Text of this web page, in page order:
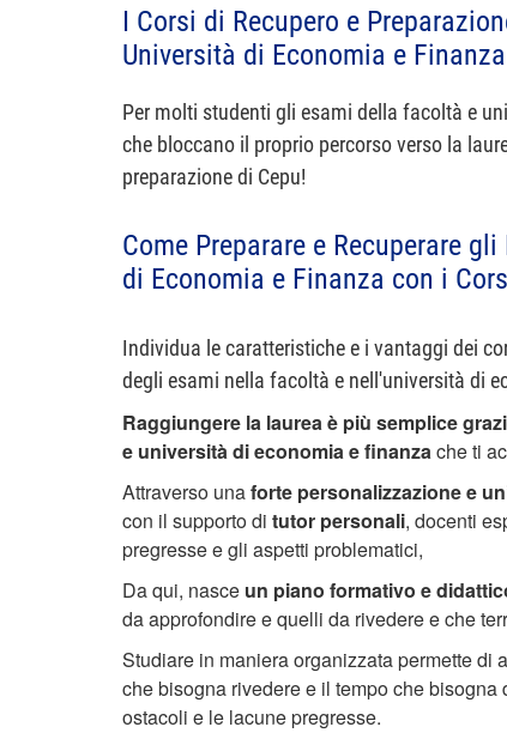
I Corsi di Recupero e
Università di Economia e Finanza
Per molti studenti gli esami della facoltà e
che bloccano il proprio percorso verso la
preparazione di Cepu!
Come Preparare e Recuperare
di Economia e Finanza con i
Individua le caratteristiche e i vantaggi dei
degli esami nella facoltà e nell'università di
Raggiungere la laurea è più semplice
e università di economia e finanzache ti
Attraverso unaforte personalizzazione e
con il supporto di tutor personali, docenti
pregresse e gli aspetti problematici,
Da qui, nasce un piano formativo e
da approfondire e quelli da rivedere e che
Studiare in maniera organizzata permette di
che bisogna rivedere e il tempo che
ostacoli e le lacune pregresse.